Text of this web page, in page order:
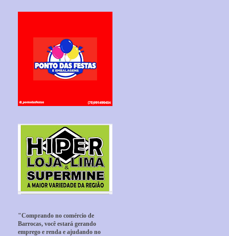
"Comprando no comércio de
Barrocas, você estará gerando
emprego e renda e ajudando no